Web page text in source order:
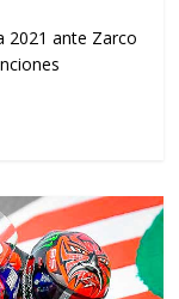
2021 ante Zarco